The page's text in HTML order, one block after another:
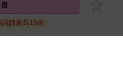
購買的電子書僅能以金石堂專屬
法以其他閱讀器或直接下載檔案。
饋最高15倍